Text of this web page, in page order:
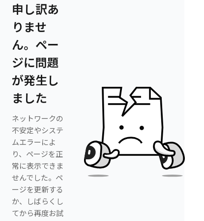
申し訳あ
りませ
ん。ペー
ジに問題
が発生し
ました
ネットワークの
不安定やシステ
ムエラーによ
り、ページを正
常に表示できま
せんでした。ペ
ージを更新する
か、しばらくし
てから再度お試